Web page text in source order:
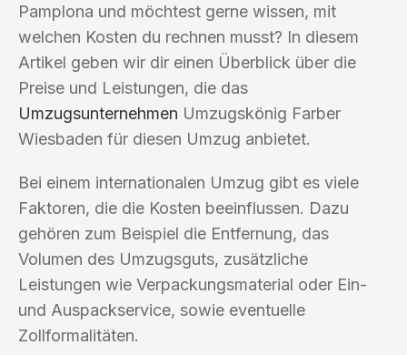
Pamplona und möchtest gerne wissen, mit
welchen Kosten du rechnen musst? In diesem
Artikel geben wir dir einen Überblick über die
Preise und Leistungen, die das
Umzugsunternehmen Umzugskönig Farber
Wiesbaden für diesen Umzug anbietet.
Bei einem internationalen Umzug gibt es viele
Faktoren, die die Kosten beeinflussen. Dazu
gehören zum Beispiel die Entfernung, das
Volumen des Umzugsguts, zusätzliche
Leistungen wie Verpackungsmaterial oder Ein-
und Auspackservice, sowie eventuelle
Zollformalitäten.